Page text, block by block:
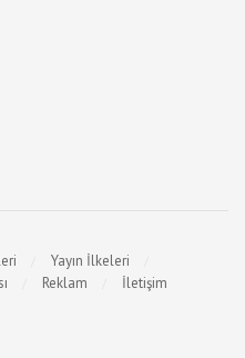
Yayın İlkeleri
Reklam İletişim